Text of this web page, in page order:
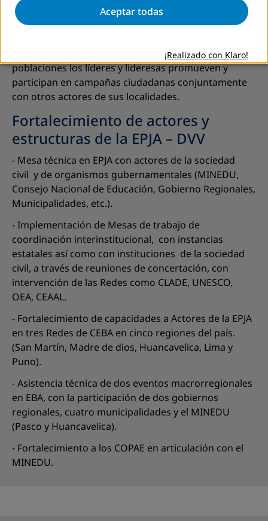
análisis de temas priorizados del acuerdo de
gobernabilidad regional o local con participación de
- Incidencia en políticas públicas a favor de las
poblaciones los líderes y lideresas promueven y
participan en campañas ciudadanas conjuntamente
con otros actores de sus localidades.
Fortalecimiento de actores y
estructuras de la EPJA – DVV
- Mesa técnica en EPJA con actores de la sociedad
civil y de organismos gubernamentales (MINEDU,
Consejo Nacional de Educación, Gobierno Regionales,
Municipalidades, etc.).
- Implementación de Mesas de trabajo de
coordinación interinstitucional, con instancias
estatales así como con instituciones de la sociedad
civil, a través de reuniones de concertación, con
intervención de las Redes como CLADE, UNESCO,
OEA, CEAAL.
- Fortalecimiento de capacidades a Actores de la EPJA
en tres Redes de CEBA en cinco regiones del país.
(San Martín, Madre de dios, Huancavelica, Lima y
Puno).
- Asistencia técnica de dos eventos macrorregionales
en EBA, con la participación de dos gobiernos
regionales, cuatro municipalidades y el MINEDU
(Pasco y Huancavelica).
- Fortalecimiento a los COPAE en articulación con el
MINEDU.
Aceptar todas
¡Realizado con Klaro!